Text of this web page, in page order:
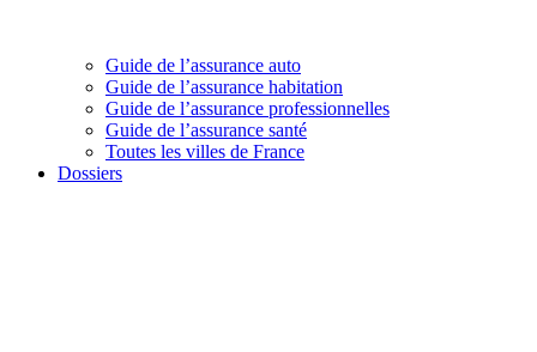
Guide de l’assurance auto
Guide de l’assurance habitation
Guide de l’assurance professionnelles
Guide de l’assurance santé
Toutes les villes de France
Dossiers